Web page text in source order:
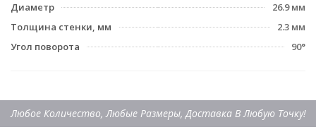
Диаметр
26.9 мм
Толщина стенки, мм
2.3 мм
Угол поворота
90°
Любое Количество, Любые Размеры, Доставка В Любую Точку!